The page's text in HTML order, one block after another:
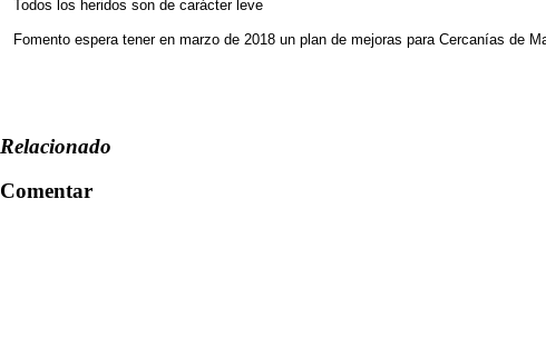
Todos los heridos son de carácter leve
Fomento espera tener en marzo de 2018 un plan de mejoras para Cercanías de
Relacionado
Comentar